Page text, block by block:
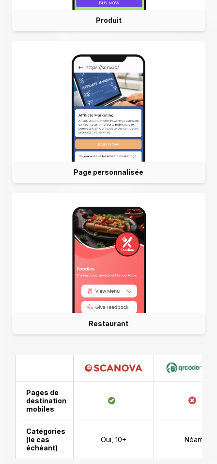
Produit
Page personnalisée
Restaurant
Pages de
destination
mobiles
Catégories
(le cas
échéant)
Oui, 10+ Néant